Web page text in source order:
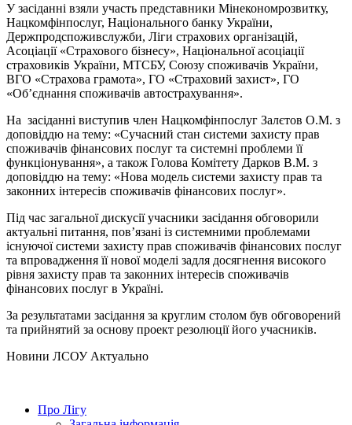
У засіданні взяли участь представники Мінекономрозвитку,
Нацкомфінпослуг, Національного банку України,
Держпродспоживслужби, Ліги страхових організацій,
Асоціації «Страхового бізнесу», Національної асоціації
страховиків України, МТСБУ, Союзу споживачів України,
ВГО «Страхова грамота», ГО «Страховий захист», ГО
«Об’єднання споживачів автострахування».
На засіданні виступив член Нацкомфінпослуг Залєтов О.М. з
доповіддю на тему: «Сучасний стан системи захисту прав
споживачів фінансових послуг та системні проблеми її
функціонування», а також Голова Комітету Дарков В.М. з
доповіддю на тему: «Нова модель системи захисту прав та
законних інтересів споживачів фінансових послуг».
Під час загальної дискусії учасники засідання обговорили
актуальні питання, пов’язані із системними проблемами
існуючої системи захисту прав споживачів фінансових послуг
та впровадження її нової моделі задля досягнення високого
рівня захисту прав та законних інтересів споживачів
фінансових послуг в Україні.
За результатами засідання за круглим столом був обговорений
та прийнятий за основу проект резолюції його учасників.
Hовини ЛСОУ Актуально
Про Лігу